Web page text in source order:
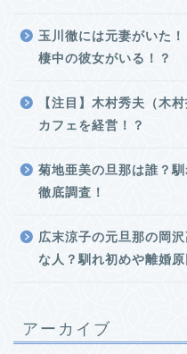
玉川徹には元妻がいた
棲中の彼女がいる！？
【注目】木村秀夫（木
カフェを経営！？
菊地亜美の旦那は誰？
徹底調査！
広末涼子の元旦那の岡
な人？馴れ初めや離婚原
アーカイブ